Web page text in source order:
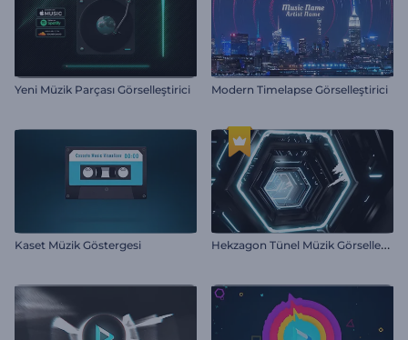
Yeni Müzik Parçası Görselleştirici Modern Timelapse Görselleştirici
Kaset Müzik Göstergesi H
ekzagon Tünel Müzik Görselleştirici